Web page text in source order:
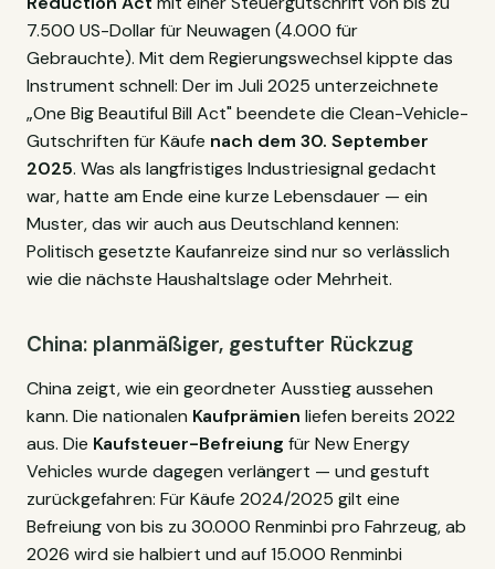
7.500 US-Dollar für Neuwagen (4.000 für
Gebrauchte). Mit dem Regierungswechsel kippte das
Instrument schnell: Der im Juli 2025 unterzeichnete
„One Big Beautiful Bill Act" beendete die Clean-Vehicle-
Gutschriften für Käufe nach dem 30. September
2025. Was als langfristiges Industriesignal gedacht
war, hatte am Ende eine kurze Lebensdauer — ein
Muster, das wir auch aus Deutschland kennen:
Politisch gesetzte Kaufanreize sind nur so verlässlich
wie die nächste Haushaltslage oder Mehrheit.
China: planmäßiger, gestufter Rückzug
China zeigt, wie ein geordneter Ausstieg aussehen
kann. Die nationalen Kaufprämien liefen bereits 2022
aus. Die Kaufsteuer-Befreiung für New Energy
Vehicles wurde dagegen verlängert — und gestuft
zurückgefahren: Für Käufe 2024/2025 gilt eine
Befreiung von bis zu 30.000 Renminbi pro Fahrzeug, ab
2026 wird sie halbiert und auf 15.000 Renminbi